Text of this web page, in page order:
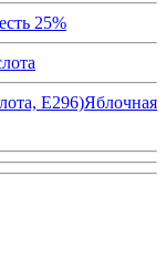
25%
Яблочная